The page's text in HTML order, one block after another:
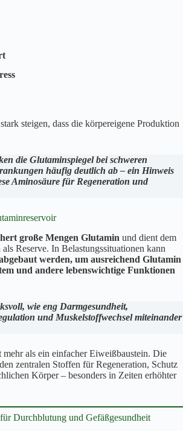
steigen, dass die körpereigene Produktion
die Glutaminspiegel bei schweren
häufig deutlich ab – ein Hinweis
Aminosäure für Regeneration und
große Mengen Glutamin und dient dem
Reserve. In Belastungssituationen kann
werden, um ausreichend Glutamin
und andere lebenswichtige Funktionen
wie eng Darmgesundheit,
und Muskelstoffwechsel miteinander
als ein einfacher Eiweißbaustein. Die
zentralen Stoffen für Regeneration, Schutz
Körper – besonders in Zeiten erhöhter
Durchblutung und Gefäßgesundheit